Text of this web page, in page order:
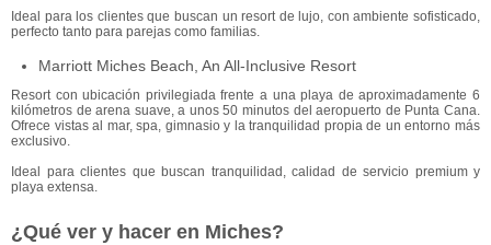
Ideal para los clientes que buscan un resort de lujo, con ambiente sofisticado,
perfecto tanto para parejas como familias.
Marriott Miches Beach, An All‑Inclusive Resort
Resort con ubicación privilegiada frente a una playa de aproximadamente 6
kilómetros de arena suave, a unos 50 minutos del aeropuerto de Punta Cana.
Ofrece vistas al mar, spa, gimnasio y la tranquilidad propia de un entorno más
exclusivo.
Ideal para clientes que buscan tranquilidad, calidad de servicio premium y
playa extensa.
¿Qué ver y hacer en Miches?